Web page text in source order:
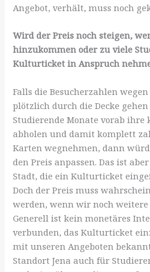
Angebot, verhält, muss noch
Wird der Preis noch steigen,
hinzukommen oder zu viele
Kulturticket in Anspruch
Falls die Besucherzahlen
plötzlich durch die Decke
Studierende Monate vorab ihre
abholen und damit komplett
Karten wegnehmen, dann
den Preis anpassen. Das ist
Stadt, die ein Kulturticket
Doch der Preis muss
werden, wenn wir noch
Generell ist kein monetäres
verbunden, das Kulturticket
mit unseren Angeboten
Standort Jena auch für